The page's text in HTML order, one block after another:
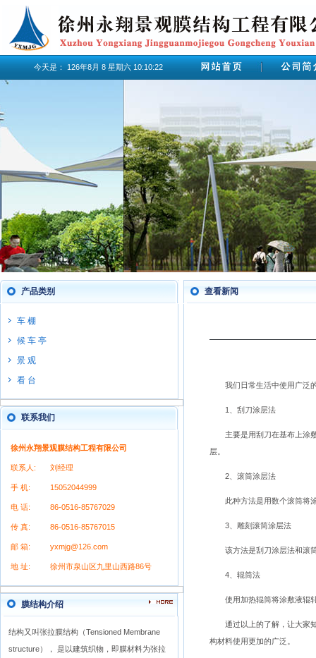
今天是： 126年8月 8 星期六 10:10:22
产品类别
车 棚
候 车 亭
景 观
看 台
联系我们
徐州永翔景观膜结构工程有限公司
联系人: 刘经理
手 机: 15052044999
电 话: 86-0516-85767029
传 真: 86-0516-85767015
邮 箱: yxmjg@126.com
地 址: 徐州市泉山区九里山西路86号
膜结构介绍
结构又叫张拉膜结构（Tensioned Membrane
structure）， 是以建筑织物，即膜材料为张拉
查
我们日常生活中使用广泛
1、刮刀涂层法
主要是用刮刀在基布上涂敷
层。
2、滚筒涂层法
此种方法是用数个滚筒将涂
3、雕刻滚筒涂层法
该方法是刮刀涂层法和滚筒
4、辊筒法
使用加热辊筒将涂敷液辊轧
通过以上的了解，让大家知
构材料使用更加的广泛。